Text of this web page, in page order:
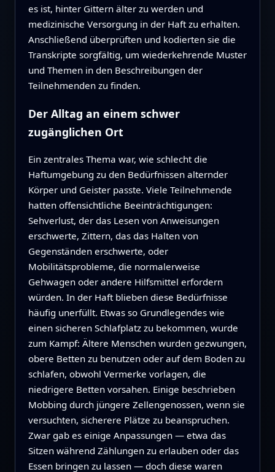
es ist, hinter Gittern älter zu werden und
medizinische Versorgung in der Haft zu erhalten.
Anschließend überprüften und kodierten sie die
Transkripte sorgfältig, um wiederkehrende Muster
und Themen in den Beschreibungen der
Teilnehmenden zu finden.
Der Alltag an einem schwer
zugänglichen Ort
Ein zentrales Thema war, wie schlecht die
Haftumgebung zu den Bedürfnissen alternder
Körper und Geister passte. Viele Teilnehmende
hatten offensichtliche Beeinträchtigungen:
Sehverlust, der das Lesen von Anweisungen
erschwerte, Zittern, das das Halten von
Gegenständen erschwerte, oder
Mobilitätsprobleme, die normalerweise
Gehwagen oder andere Hilfsmittel erfordern
würden. In der Haft blieben diese Bedürfnisse
häufig unerfüllt. Etwas so Grundlegendes wie
einen sicheren Schlafplatz zu bekommen, wurde
zum Kampf: Ältere Menschen wurden gezwungen,
obere Betten zu benutzen oder auf dem Boden zu
schlafen, obwohl Vermerke vorlagen, die
niedrigere Betten vorsahen. Einige beschrieben
Mobbing durch jüngere Zellengenossen, wenn sie
versuchten, sicherere Plätze zu beanspruchen.
Zwar gab es einige Anpassungen — etwa das
Sitzen während Zählungen zu erlauben oder das
Essen bringen zu lassen — doch diese waren